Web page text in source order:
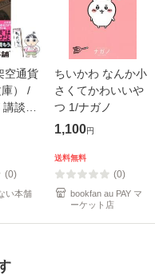
空通貨
庫） /
談社
ル便送
(0)
い本舗
ちいかわ なんか小
さくてかわいいや
つ 1/ナガノ
1,100円
送料無料
(0)
bookfan au PAY マ
ーケット店